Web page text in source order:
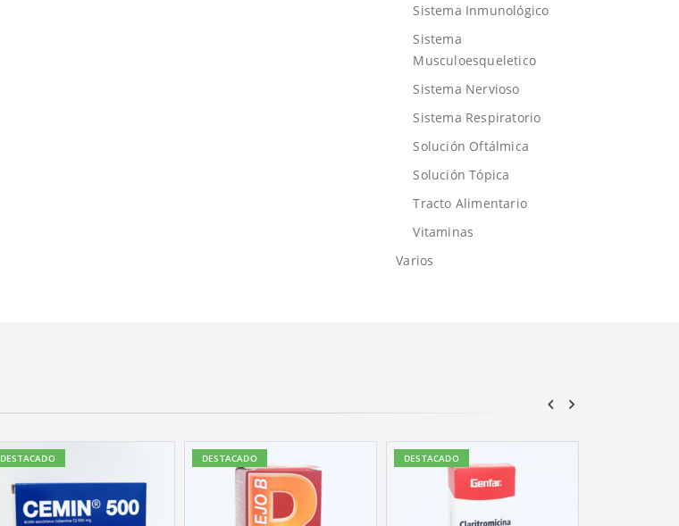
Sistema Inmunológico
Sistema
Musculoesqueletico
Sistema Nervioso
Sistema Respiratorio
Solución Oftálmica
Solución Tópica
Tracto Alimentario
Vitaminas
Varios
DESTACADO DESTACADO DESTACADO